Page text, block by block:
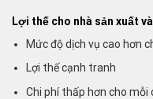
Lợi thế cho nhà sản xuất
Mức độ dịch vụ cao hơn
Lợi thế cạnh tranh
Chi phí thấp hơn cho mỗi